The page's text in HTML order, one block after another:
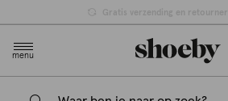
Gratis verzending en
menu